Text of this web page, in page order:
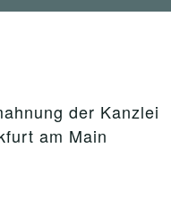
der Kanzlei
am Main